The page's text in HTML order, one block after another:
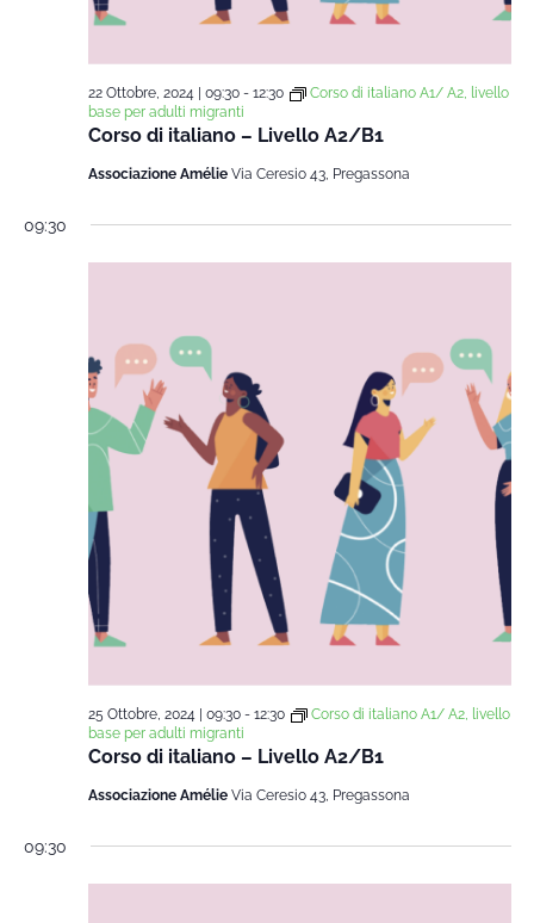
Corso di italiano – Livello A2/B1
22 Ottobre, 2024 | 09:30- 12:30
Corso di italiano A1/ A2, livello
base per adulti migranti
Associazione Amélie Via Ceresio 43, Pregassona
09:30
Corso di italiano – Livello A2/B1
25 Ottobre, 2024 | 09:30- 12:30
Corso di italiano A1/ A2, livello
base per adulti migranti
Associazione Amélie Via Ceresio 43, Pregassona
09:30